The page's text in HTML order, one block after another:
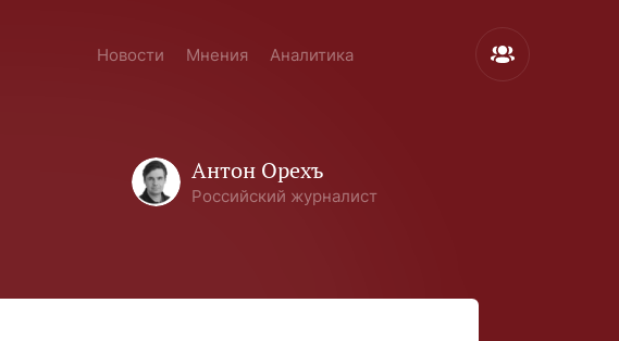
Новости Мнения Аналитика
Антон Орехъ
Российский журналист